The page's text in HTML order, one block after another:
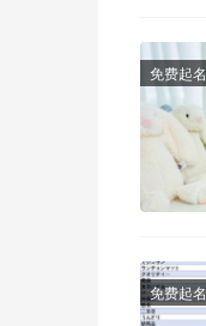
免费起名
免费起名